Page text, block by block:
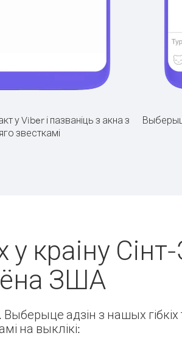
у Viber і пазваніць з акна з
яго звесткамі
краіну
ЗША
адзін з нашых гібкіх
на выклікі: